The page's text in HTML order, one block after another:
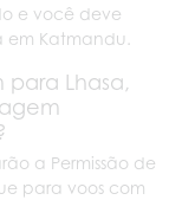
e você deve
Katmandu.
para Lhasa,
a Permissão de
para voos com